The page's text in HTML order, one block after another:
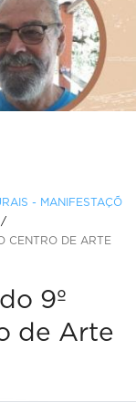
- MANIFESTAÇÕ
CENTRO DE ARTE
9º
de Arte